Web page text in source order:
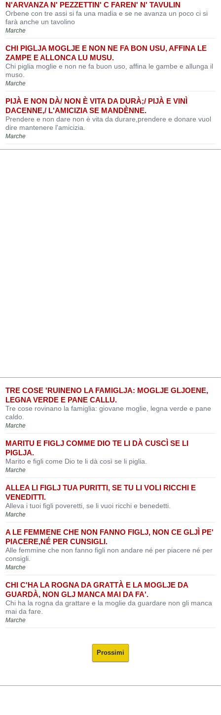
N'ARVANZA N' PEZZETTIN' C FAREN' N' TAVULIN
Orbene con tre assi si fa una madia e se ne avanza un poco ci si
farà anche un tavolino
Marche
CHI PIGLJA MOGLJE E NON NE FA BON USU, AFFINA LE
ZAMPE E ALLONCA LU MUSU.
Chi piglia moglie e non ne fa buon uso, affina le gambe e allunga il
muso.
Marche
PIJÀ E NON DÀ/ NON È VITA DA DURÀ;/ PIJÀ E VINÌ
DACENNE,/ L'AMICIZIA SE MANDÈNNE.
Prendere e non dare non è vita da durare,prendere e donare vuol
dire mantenere l'amicizia.
Marche
TRE COSE 'RUINENO LA FAMIGLJA: MOGLJE GLJOENE,
LEGNA VERDE E PANE CALLU.
Tre cose rovinano la famiglia: giovane moglie, legna verde e pane
caldo.
Marche
MARITU E FIGLJ COMME DIO TE LI DÀ CUSCÌ SE LI
PIGLJA.
Marito e figli come Dio te li dà così se li piglia.
Marche
ALLEA LI FIGLJ TUA PURITTI, SE TU LI VOLI RICCHI E
VENEDITTI.
Alleva i tuoi figli poveretti, se li vuoi ricchi e benedetti.
Marche
A LE FEMMENE CHE NON FANNO FIGLJ, NON CE GLJÌ PE'
PIACERE,NÉ PER CUNSIGLI.
Alle femmine che non fanno figli non andare né per piacere né per
consigli.
Marche
CHI C'HA LA ROGNA DA GRATTÀ E LA MOGLJE DA
GUARDÀ, NON GLJ MANCA MAI DA FA'.
Chi ha la rogna da grattare e la moglie da guardare non gli manca
mai da fare.
Marche
Prossimi